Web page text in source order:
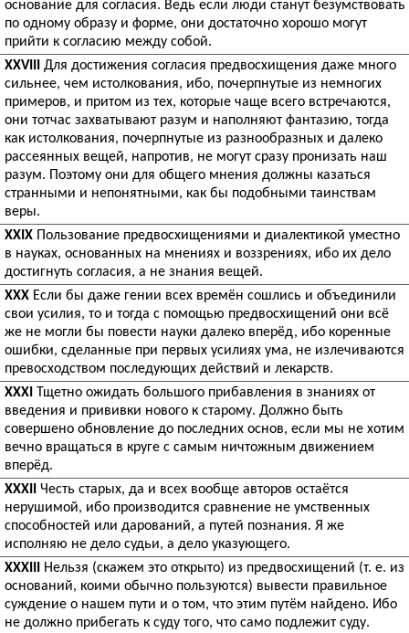
основание для согласия. Ведь если люди станут безумствовать
по одному образу и форме, они достаточно хорошо могут
прийти к согласию между собой.
XXVIII
Для достижения согласия предвосхищения даже много
сильнее, чем истолкования, ибо, почерпнутые из немногих
примеров, и притом из тех, которые чаще всего встречаются,
они тотчас захватывают разум и наполняют фантазию, тогда
как истолкования, почерпнутые из разнообразных и далеко
рассеянных вещей, напротив, не могут сразу пронизать наш
разум. Поэтому они для общего мнения должны казаться
странными и непонятными, как бы подобными таинствам
веры.
XXIX Пользование предвосхищениями и диалектикой уместно
в науках, основанных на мнениях и воззрениях, ибо их дело
достигнуть согласия, а не знания вещей.
XXX Если бы даже гении всех времён сошлись и объединили
свои усилия, то и тогда с помощью предвосхищений они всё
же не могли бы повести науки далеко вперёд, ибо коренные
ошибки, сделанные при первых усилиях ума, не излечиваются
превосходством последующих действий и лекарств.
XXXI Тщетно ожидать большого прибавления в знаниях от
введения и прививки нового к старому. Должно быть
совершено обновление до последних основ, если мы не хотим
вечно вращаться в круге с самым ничтожным движением
вперёд.
XXXII
Честь старых, да и всех вообще авторов остаётся
нерушимой, ибо производится сравнение не умственных
способностей или дарований, а путей познания. Я же
исполняю не дело судьи, а дело указующего.
XXXIII
Нельзя (скажем это открыто) из предвосхищений (т. е. из
оснований, коими обычно пользуются) вывести правильное
суждение о нашем пути и о том, что этим путём найдено. Ибо
не должно прибегать к суду того, что само подлежит суду.